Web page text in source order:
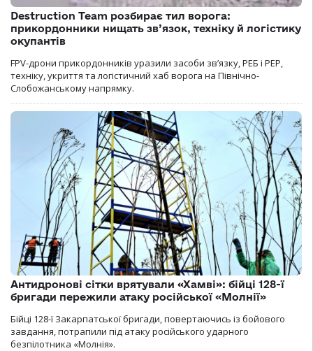
Destruction Team розбирає тил ворога:
прикордонники нищать зв’язок, техніку й логістику
окупантів
FPV-дрони прикордонників уразили засоби зв’язку, РЕБ і РЕР,
техніку, укриття та логістичний хаб ворога на Північно-
Слобожанському напрямку.
Антидронові сітки врятували «Хамві»: бійці 128-ї
бригади пережили атаку російської «Молнії»
Бійці 128-ї Закарпатської бригади, повертаючись із бойового
завдання, потрапили під атаку російського ударного
безпілотника «Молнія».